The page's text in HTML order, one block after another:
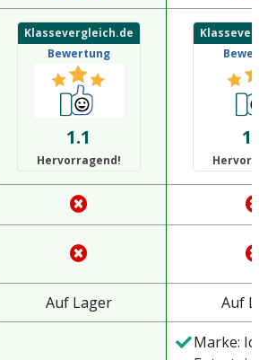
Klassevergleich.de
Bewertung
1.1
Hervorragend!
Auf Lager
Auf
Marke: